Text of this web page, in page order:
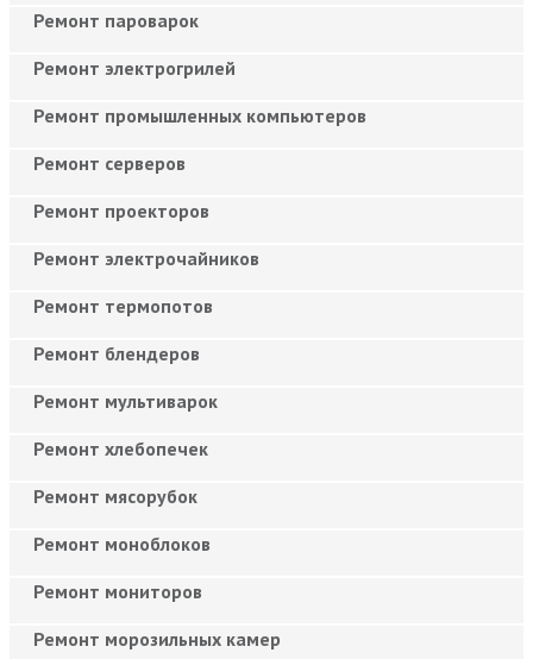
Ремонт пароварок
Ремонт электрогрилей
Ремонт промышленных компьютеров
Ремонт серверов
Ремонт проекторов
Ремонт электрочайников
Ремонт термопотов
Ремонт блендеров
Ремонт мультиварок
Ремонт хлебопечек
Ремонт мясорубок
Ремонт моноблоков
Ремонт мониторов
Ремонт морозильных камер